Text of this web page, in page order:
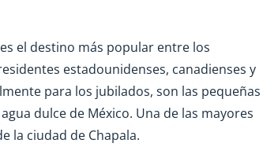
el destino más popular entre los
estadounidenses, canadienses y
para los jubilados, son las pequeñas
dulce de México. Una de las mayores
la ciudad de Chapala.